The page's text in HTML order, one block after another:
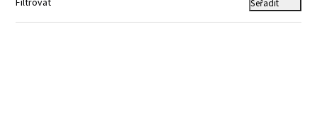
Seřadit